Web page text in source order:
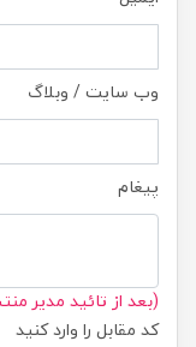
وب سایت / وبلاگ
پیغام
(بعد از تائید مدیر
کد مقابل را وارد کنید